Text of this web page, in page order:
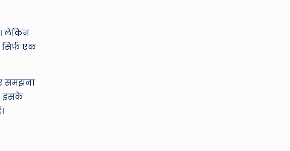
लेकिन
सिर्फ एक
समझना
इसके